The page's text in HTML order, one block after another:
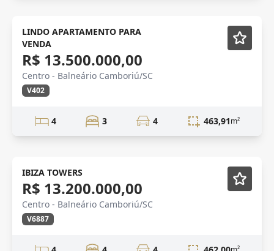
VENDA
LINDO APARTAMENTO PARA
VENDA
R$ 13.500.000,00
Centro - Balneário Camboriú/SC
V402
4 3 4 463,91m²
Novidade
IBIZA TOWERS
R$ 13.200.000,00
Centro - Balneário Camboriú/SC
V6887